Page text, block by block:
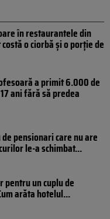
în restaurantele din
o ciorbă și o porție de
a primit 6.000 de
ani fără să predea
pensionari care nu are
le-a schimbat...
pentru un cuplu de
arăta hotelul...